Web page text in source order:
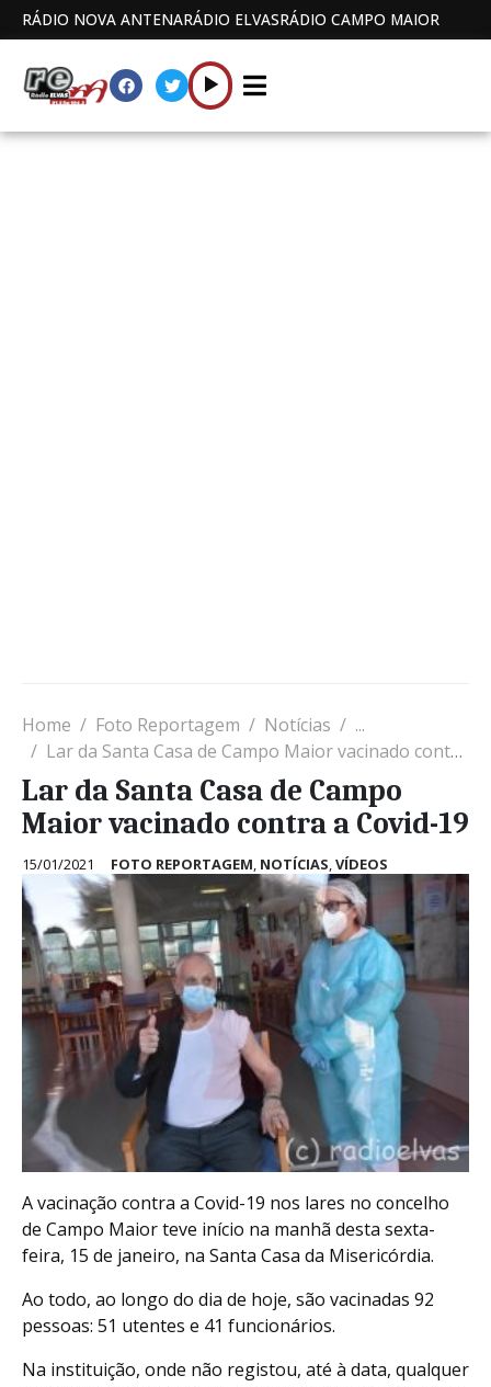
RÁDIO NOVA ANTENARÁDIO ELVASRÁDIO CAMPO MAIOR
Home Foto Reportagem Notícias
...
Lar da Santa Casa de Campo Maior vacinado contra a Covid-19
Lar da Santa Casa de Campo
Maior vacinado contra a Covid-19
15/01/2021 FOTO REPORTAGEM, NOTÍCIAS,VÍDEOS
A vacinação contra a Covid-19 nos lares no concelho
de Campo Maior teve início na manhã desta sexta-
feira, 15 de janeiro, na Santa Casa da Misericórdia.
Ao todo, ao longo do dia de hoje, são vacinadas 92
pessoas: 51 utentes e 41 funcionários.
Na instituição, onde não registou, até à data, qualquer